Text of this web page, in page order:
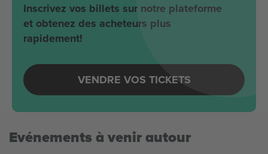
Inscrivez vos billets sur notre plateforme
et obtenez des acheteurs plus
rapidement!
VENDRE VOS TICKETS
Evénements à venir autour